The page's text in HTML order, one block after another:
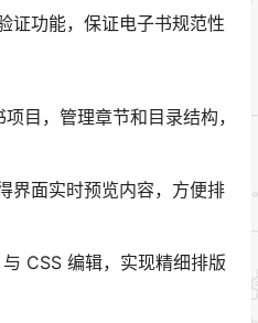
证功能，保证电子书规范性
目，管理章节和目录结构，
界面实时预览内容，方便排
CSS 编辑，实现精细排版